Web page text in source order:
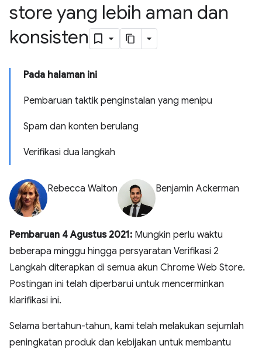
store yang lebih aman dan
konsisten
Pada halaman ini
Pembaruan taktik penginstalan yang menipu
Spam dan konten berulang
Verifikasi dua langkah
Rebecca Walton Benjamin Ackerman
Pembaruan 4 Agustus 2021: Mungkin perlu waktu
beberapa minggu hingga persyaratan Verifikasi 2
Langkah diterapkan di semua akun Chrome Web Store.
Postingan ini telah diperbarui untuk mencerminkan
klarifikasi ini.
Selama bertahun-tahun, kami telah melakukan sejumlah
peningkatan produk dan kebijakan untuk membantu